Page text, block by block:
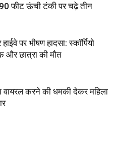
फीट ऊंची टंकी पर चढ़े तीन
पर भीषण हादसा: स्कॉर्पियो
छात्रा की मौत
वायरल करने की धमकी देकर महिला